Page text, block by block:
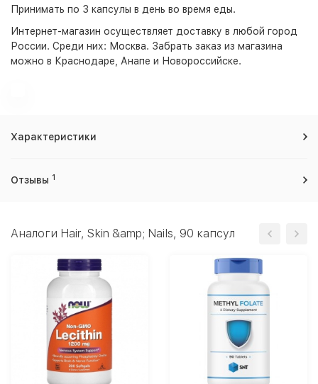
Принимать по 3 капсулы в день во время еды.
Интернет-магазин осуществляет доставку в любой город
России. Среди них: Москва. Забрать заказ из магазина
можно в Краснодаре, Анапе и Новороссийске.
Характеристики
Отзывы 1
Аналоги Hair, Skin &amp; Nails, 90 капсул